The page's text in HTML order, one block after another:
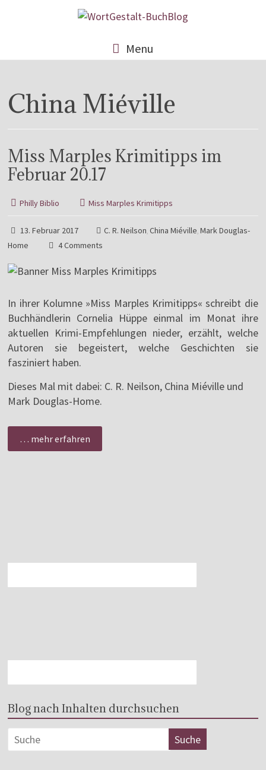
Menu
China Miéville
Miss Marples Krimitipps im
Februar 20.17
Philly Biblio Miss Marples Krimitipps
13. Februar 2017 C. R. Neilson,China Miéville,Mark Douglas-
Home
4 Comments
In ihrer Kolumne »Miss Marples Krimitipps« schreibt die
Buchhändlerin Cornelia Hüppe einmal im Monat ihre
aktuellen Krimi-Empfehlungen nieder, erzählt, welche
Autoren sie begeistert, welche Geschichten sie
fasziniert haben.
Dieses Mal mit dabei: C. R. Neilson, China Miéville und
Mark Douglas-Home.
… mehr erfahren
Blog nach Inhalten durchsuchen